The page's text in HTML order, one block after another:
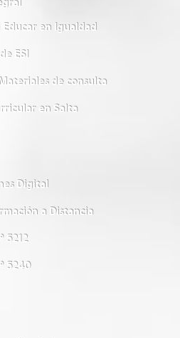
en Igualdad
ESI
de consulta
en Salta
Digital
a Distancia
5212
5240